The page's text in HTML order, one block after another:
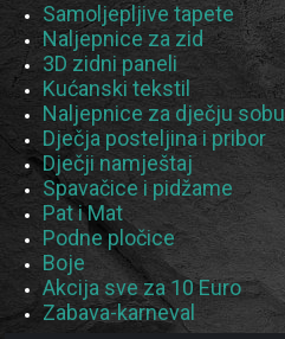
Samoljepljive tapete
Naljepnice za zid
3D zidni paneli
Kućanski tekstil
Naljepnice za dječju sobu
Dječja posteljina i pribor
Dječji namještaj
Spavačice i pidžame
Pat i Mat
Podne pločice
Boje
Akcija sve za 10 Euro
Zabava-karneval